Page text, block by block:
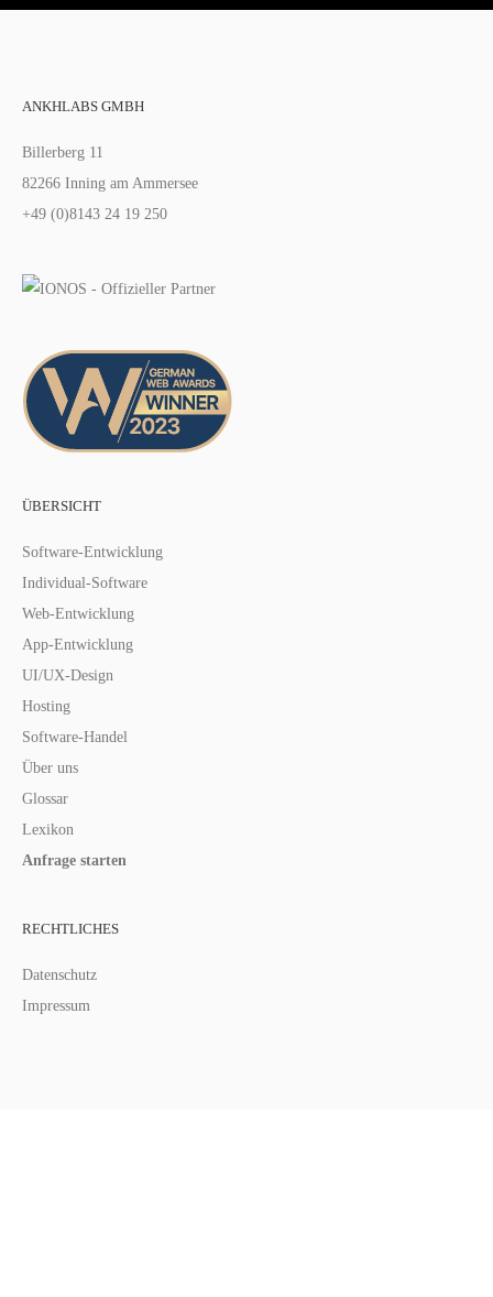
ANKHLABS GMBH
Billerberg 11
82266 Inning am Ammersee
+49 (0)8143 24 19 250
ÜBERSICHT
Software-Entwicklung
Individual-Software
Web-Entwicklung
App-Entwicklung
UI/UX-Design
Hosting
Software-Handel
Über uns
Glossar
Lexikon
Anfrage starten
RECHTLICHES
Datenschutz
Impressum